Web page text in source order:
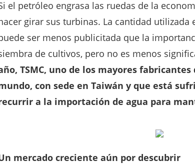
el petróleo engrasa las ruedas de la
girar sus turbinas. La cantidad utilizada
ser menos publicitada que la
de cultivos, pero no es menos
TSMC, uno de los mayores
con sede en Taiwán y que está
a la importación de agua para
mercado creciente aún por descubrir